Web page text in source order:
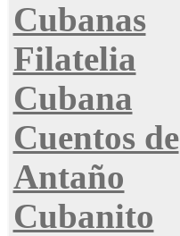
Cubanas
Filatelia
Cubana
Cuentos de
Antaño
Cubanito